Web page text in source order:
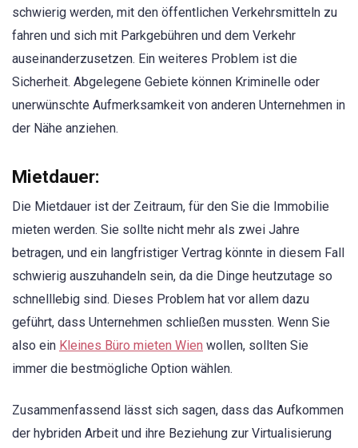
schwierig werden, mit den öffentlichen Verkehrsmitteln zu
fahren und sich mit Parkgebühren und dem Verkehr
auseinanderzusetzen. Ein weiteres Problem ist die
Sicherheit. Abgelegene Gebiete können Kriminelle oder
unerwünschte Aufmerksamkeit von anderen Unternehmen in
der Nähe anziehen.
Mietdauer:
Die Mietdauer ist der Zeitraum, für den Sie die Immobilie
mieten werden. Sie sollte nicht mehr als zwei Jahre
betragen, und ein langfristiger Vertrag könnte in diesem Fall
schwierig auszuhandeln sein, da die Dinge heutzutage so
schnelllebig sind. Dieses Problem hat vor allem dazu
geführt, dass Unternehmen schließen mussten. Wenn Sie
also ein Kleines Büro mieten Wien wollen, sollten Sie
immer die bestmögliche Option wählen.
Zusammenfassend lässt sich sagen, dass das Aufkommen
der hybriden Arbeit und ihre Beziehung zur Virtualisierung